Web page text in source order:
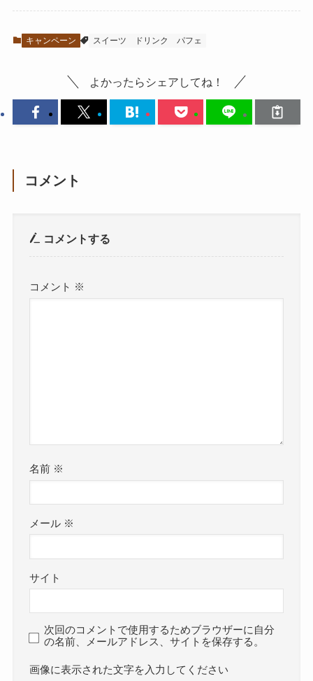
キャンペーン スイーツ ドリンク パフェ
よかったらシェアしてね！
コメント
コメントする
コメント ※
名前 ※
メール ※
サイト
次回のコメントで使用するためブラウザーに自分
の名前、メールアドレス、サイトを保存する。
画像に表示された文字を入力してください